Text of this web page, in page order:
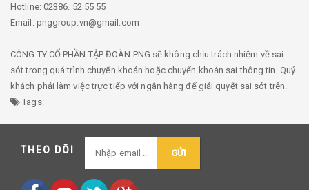
Hotline: 02386. 52 55 55
Email: pnggroup.vn@gmail.com
CÔNG TY CỔ PHẦN TẬP ĐOÀN PNG sẽ không chịu trách nhiệm về sai
sót trong quá trình chuyển khoản hoặc chuyển khoản sai thông tin. Quý
khách phải làm việc trực tiếp với ngân hàng để giải quyết sai sót trên.
Tags:
THEO DÕI GỬI